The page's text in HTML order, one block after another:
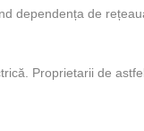
dependența de
Proprietarii de